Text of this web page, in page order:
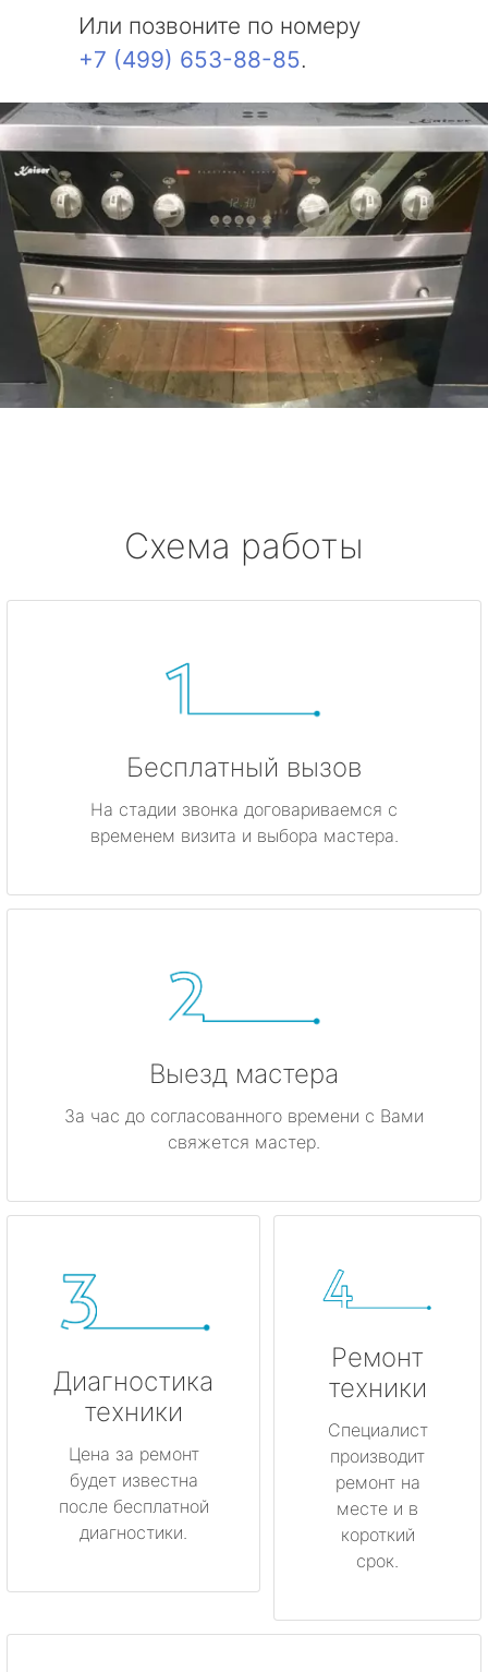
Или позвоните по номеру
+7 (499) 653-88-85.
Схема работы
Бесплатный вызов
На стадии звонка договариваемся с
временем визита и выбора мастера.
Выезд мастера
За час до согласованного времени с Вами
свяжется мастер.
Диагностика
техники
Цена за ремонт
будет известна
после бесплатной
диагностики.
Ремонт
техники
Специалист
производит
ремонт на
месте и в
короткий
срок.